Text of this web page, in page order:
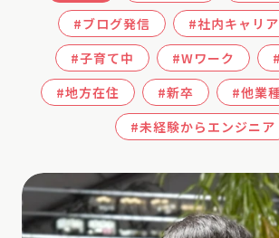
#ブログ発信
#社内キャリ
#子育て中
#Wワーク
#地方在住
#新卒
#他業
#未経験からエンジニア